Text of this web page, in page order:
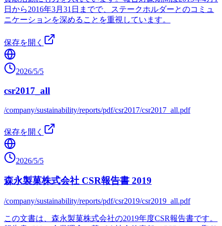
日から2016年3月31日までで、ステークホルダーとのコミュ
ニケーションを深めることを重視しています。
保存を開く
2026/5/5
csr2017_all
/company/sustainability/reports/pdf/csr2017/csr2017_all.pdf
保存を開く
2026/5/5
森永製菓株式会社 CSR報告書 2019
/company/sustainability/reports/pdf/csr2019/csr2019_all.pdf
この文書は、森永製菓株式会社の2019年度CSR報告書です。